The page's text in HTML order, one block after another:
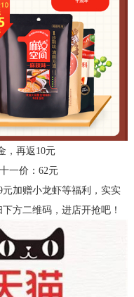
，再返10元
一价：62元
元加赠小龙虾等福利 ， 实实
下方二维码， 进店开抢吧！